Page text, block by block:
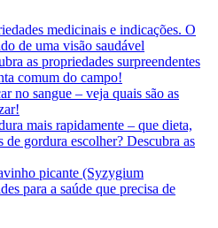
medicinais e indicações. O
de uma visão saudável
as propriedades surpreendentes
comum do campo!
no sangue – veja quais são as
mais rapidamente – que dieta,
de gordura escolher? Descubra as
picante (Syzygium
para a saúde que precisa de